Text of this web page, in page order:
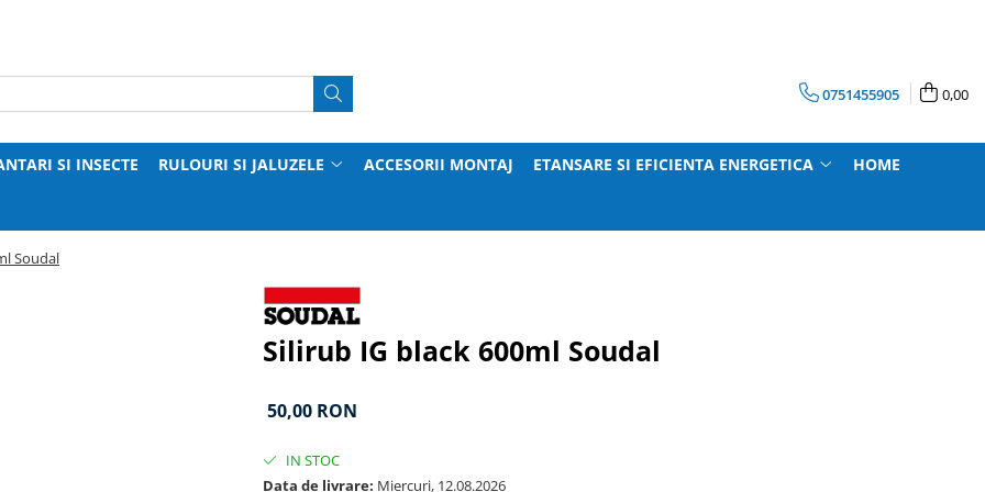
0751455905 0,00
SI INSECTE RULOURI SI JALUZELE ACCESORII MONTAJ ETANSARE SI EFICIENTA ENERGETICA HOME
Soudal
Silirub IG black 600ml Soudal
50,00 RON
IN STOC
Data de livrare: Miercuri, 12.08.2026